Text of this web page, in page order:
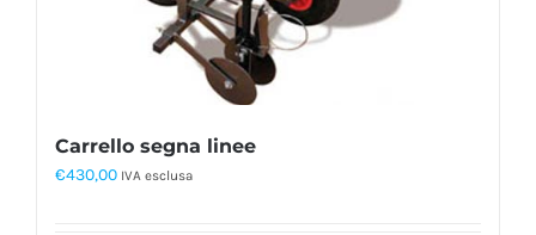
Carrello segna linee
€430,00 IVA esclusa